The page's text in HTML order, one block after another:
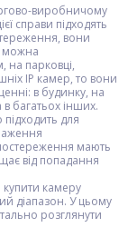
виробничому
справи підходять
вони
можна
на парковці,
IP камер, то вони
в будинку, на
в багатьох інших.
для
мають
від попадання
камеру
діапазон. У цьому
розглянути